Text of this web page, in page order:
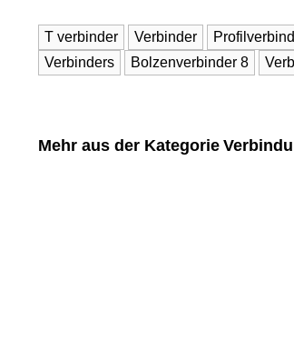
T verbinder Verbinder
Verbinders
Bolzenverbinder 8
Mehr aus der Kategorie